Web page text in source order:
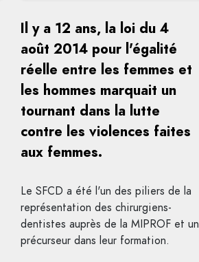
Il y a 12 ans, la loi du 4
août 2014 pour l'égalité
réelle entre les femmes et
les hommes marquait un
tournant dans la lutte
contre les violences faites
aux femmes.
Le SFCD a été l'un des piliers de la
représentation des chirurgiens-
dentistes auprès de la MIPROF et un
précurseur dans leur formation.